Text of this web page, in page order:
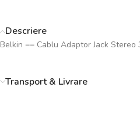
Descriere
Belkin == Cablu Adaptor Jack Stereo
Transport & Livrare